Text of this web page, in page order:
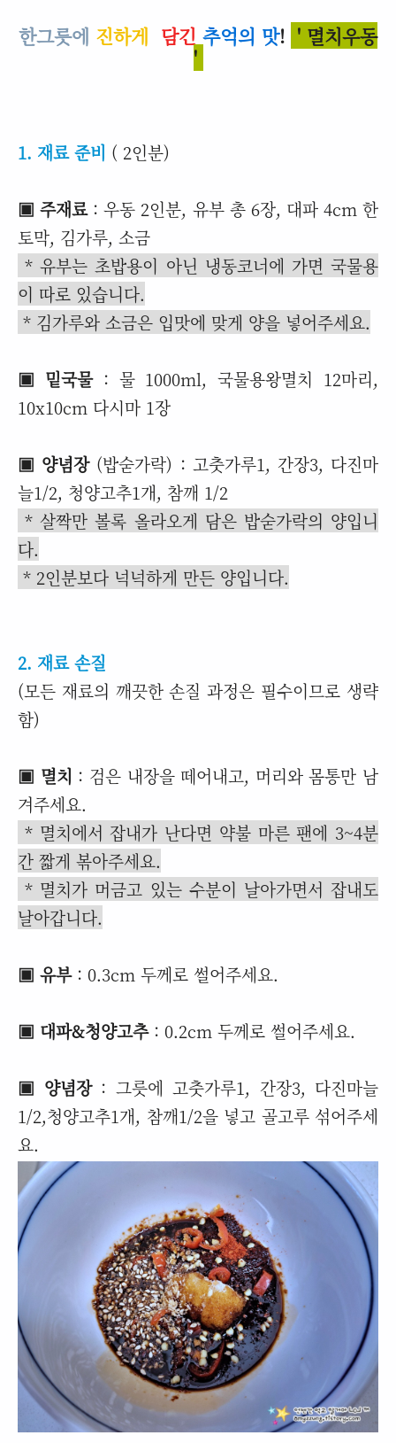
한그릇에 진하게 담긴 추억의 맛! ' 멸치우동
'
1. 재료 준비 ( 2인분)
▣ 주재료: 우동 2인분, 유부 총 6장, 대파 4cm 한
토막, 김가루, 소금
* 유부는 초밥용이 아닌 냉동코너에 가면 국물용
이 따로 있습니다.
* 김가루와 소금은 입맛에 맞게 양을 넣어주세요.
▣ 밑국물: 물 1000ml, 국물용왕멸치 12마리,
10x10cm 다시마 1장
▣ 양념장(밥숟가락) : 고춧가루1, 간장3, 다진마
늘1/2, 청양고추1개, 참깨 1/2
* 살짝만 볼록 올라오게 담은 밥숟가락의 양입니
다.
* 2인분보다 넉넉하게 만든 양입니다.
2. 재료 손질
(모든 재료의 깨끗한 손질 과정은 필수이므로 생략
함)
▣ 멸치 : 검은 내장을 떼어내고, 머리와 몸통만 남
겨주세요.
* 멸치에서 잡내가 난다면 약불 마른 팬에 3~4분
간 짧게 볶아주세요.
* 멸치가 머금고 있는 수분이 날아가면서 잡내도
날아갑니다.
▣ 유부: 0.3cm 두께로 썰어주세요.
▣ 대파&청양고추: 0.2cm 두께로 썰어주세요.
▣ 양념장: 그릇에 고춧가루1, 간장3, 다진마늘
1/2,청양고추1개, 참깨1/2을 넣고 골고루 섞어주세
요.